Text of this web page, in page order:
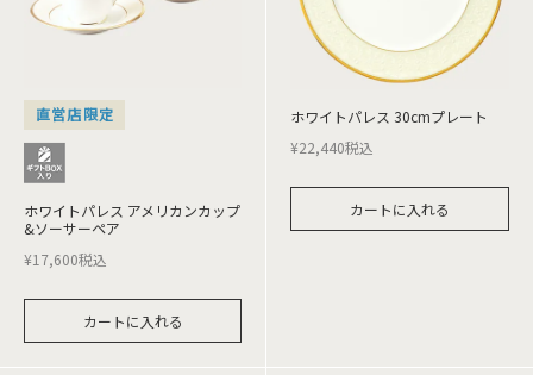
直営店限定
ホワイトパレス アメリカンカップ
&ソーサーペア
¥17,600税込
カートに入れる
ホワイトパレス 30cmプレート
¥22,440税込
カートに入れる